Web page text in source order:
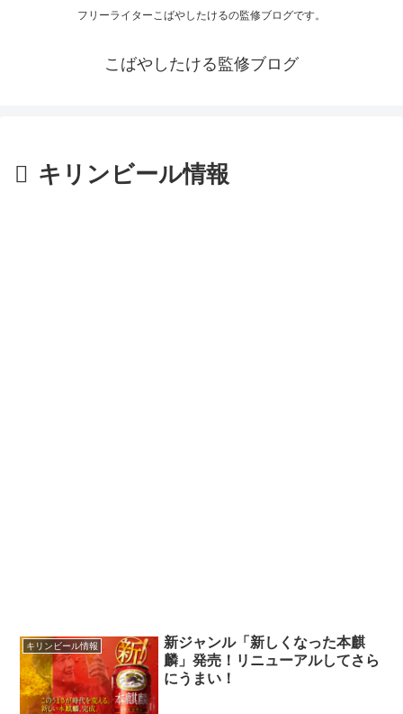
フリーライターこばやしたけるの監修ブログです。
こばやしたける監修ブログ
キリンビール情報
キリンビール情報
新ジャンル「新しくなった本麒
麟」発売！リニューアルしてさら
にうまい！